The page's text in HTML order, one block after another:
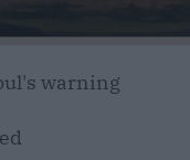
warning